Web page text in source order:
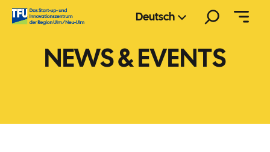
Zum
Inhalt
Deutsch
NEWS & EVENTS